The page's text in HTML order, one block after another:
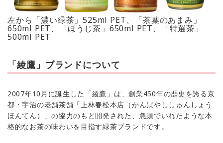
左から「濃い緑茶」525ml PET、「茶葉のあまみ」
650ml PET、「ほうじ茶」650ml PET、「特選茶」
500ml PET
「綾鷹」ブランドについて
2007年10月に誕生した「綾鷹」は、創業450年の歴史を誇る京
都・宇治の老舗茶舗「上林春松本店（かんばやししゅんしょう
ほんてん）」の協力のもと開発された、急須でいれたような本
格的なお茶の味わいを目指す緑茶ブランドです。